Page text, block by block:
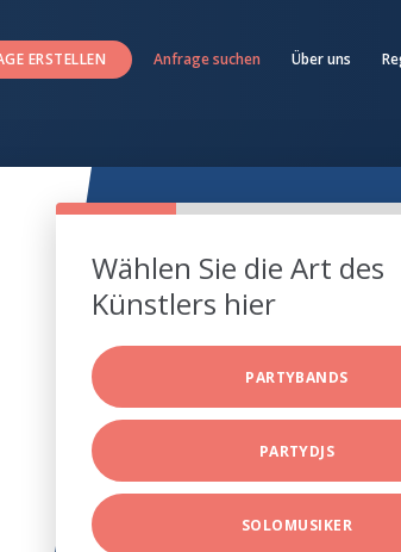
ERSTELLEN Anfrage suchen Über uns
Wählen Sie die Art des
Künstlers hier
PARTYBANDS
PARTYDJS
SOLOMUSIKER